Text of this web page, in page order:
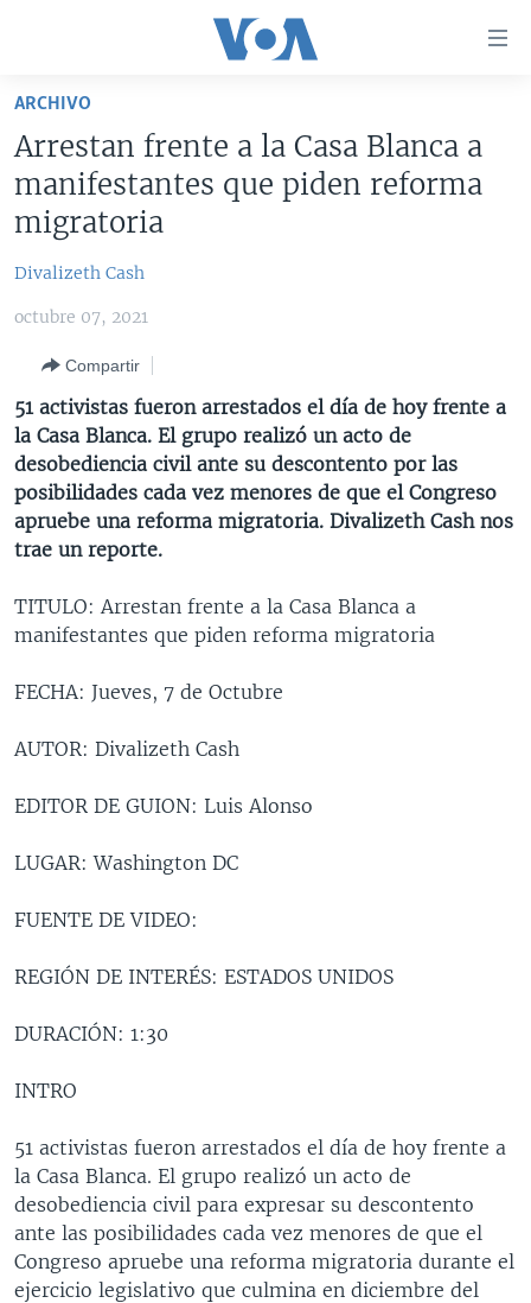
accesibilidad
al
contenido
principal
al
principal
búsqueda
MÉXICO
ELECCIONES EEUU 2024
ELECCIONES EEUU
VOA VERIFICA
COLOMBIA
CHILE
PERÚ
ECUADOR
VENEZUELA
COSTA RICA
EL SALVADOR
GUATEMALA
HONDURAS
NICARAGUA
OTRAS SECCIONES
INMIGRACIÓN
LIBERTAD DE PRENSA
MUNDO
ECONOMÍA
ENTRETENIMIENTO Y CULTURA
TECNOLOGÍA
ESPECIALES DE LA VOA
LIBERTAD DE PRENSA
UCRANIA
MULTIMEDIA
FOTOGRAFÍA
EL MUNDO AL DÍA
FORO INTERAMERICANO
PANORAMA
RADIO
AVANCE INFORMATIVO
ESTADOS UNIDOS AL DÍA
EL MUNDO AL DÍA [RADIO]
NOTA ECONÓMICA
ENTRETENIMIENTO
Idiomas
ARCHIVO
Arrestan frente a la Casa Blanca a
manifestantes que piden reforma
migratoria
Divalizeth Cash
octubre 07, 2021
Compartir
51 activistas fueron arrestados el día de hoy frente a
la Casa Blanca. El grupo realizó un acto de
desobediencia civil ante su descontento por las
posibilidades cada vez menores de que el Congreso
apruebe una reforma migratoria. Divalizeth Cash nos
trae un reporte.
TITULO: Arrestan frente a la Casa Blanca a
manifestantes que piden reforma migratoria
FECHA: Jueves, 7 de Octubre
AUTOR: Divalizeth Cash
EDITOR DE GUION: Luis Alonso
LUGAR: Washington DC
FUENTE DE VIDEO:
REGIÓN DE INTERÉS: ESTADOS UNIDOS
DURACIÓN: 1:30
INTRO
51 activistas fueron arrestados el día de hoy frente a
la Casa Blanca. El grupo realizó un acto de
desobediencia civil para expresar su descontento
ante las posibilidades cada vez menores de que el
Congreso apruebe una reforma migratoria durante el
ejercicio legislativo que culmina en diciembre del